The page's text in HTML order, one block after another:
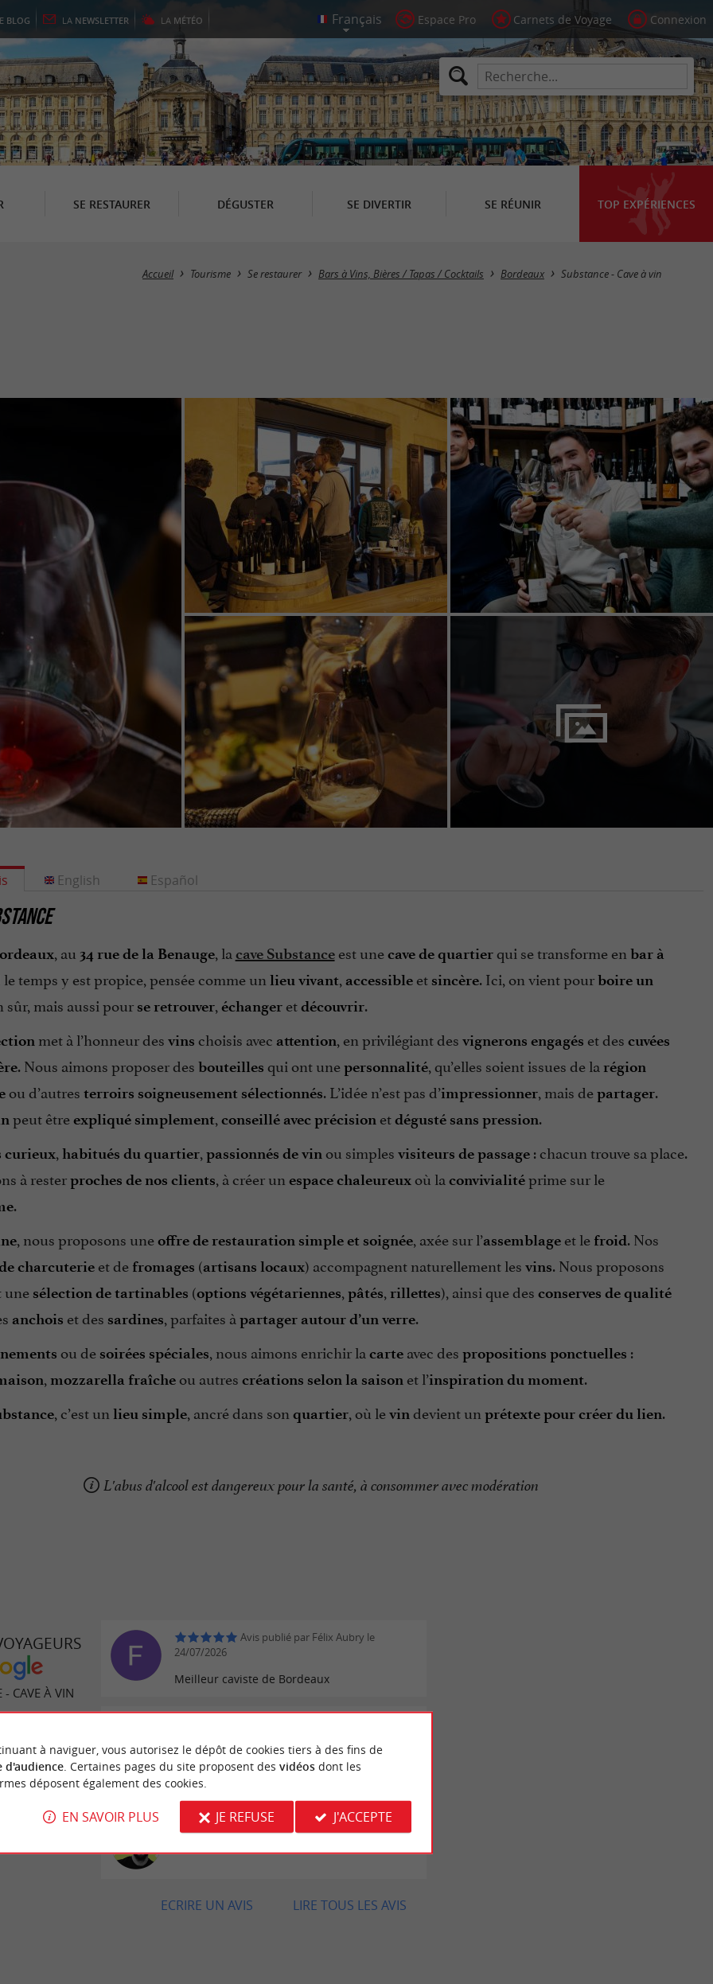
BLOG LA NEWSLETTER LA MÉTÉO Espace Pro Carnets de Voyage Connexion
SE RESTAURER DÉGUSTER SE DIVERTIR SE RÉUNIR TOP EXPÉRIENCES
Accueil Tourisme Se restaurer Bars à Vins, Bières / Tapas / Cocktails Bordeaux Substance - Cave à vin
, au 34 rue de la Benauge, la cave Substanceest unecave de quartierqui se transforme en bar à
temps y est propice, pensée comme un lieu vivant, accessibleet sincère. Ici, on vient pourboire un
sûr, mais aussi pour se retrouver, échangeretdécouvrir.
met à l’honneur des vins choisis avec attention, en privilégiant des vignerons engagés et des cuvées
. Nous aimons proposer des bouteilles qui ont unepersonnalité, qu’elles soient issues de la région
ou d’autres terroirs soigneusement sélectionnés. L’idée n’est pas d’impressionner, mais departager.
peut êtreexpliqué simplement, conseillé avec précision etdégusté sans pression.
curieux, habitués du quartier, passionnés de vin ou simples visiteurs de passage: chacun trouve sa place.
à resterproches de nos clients, à créer un espace chaleureuxoù la convivialitéprime sur le
.
, nous proposons uneoffre de restauration simple et soignée, axée sur l’assemblageet le froid. Nos
charcuterieet de fromages (artisans locaux) accompagnent naturellement les vins. Nous proposons
une sélection de tartinables (options végétariennes, pâtés, rillettes), ainsi que des conserves de qualité
anchois et des sardines, parfaites à partager autour d’un verre.
ou de soirées spéciales, nous aimons enrichir la carteavec des propositions ponctuelles :
, mozzarella fraîcheou autres créations selon la saison et l’inspiration du moment.
, c’est un lieu simple, ancré dans son quartier, où levindevient un prétexte pour créer du lien.
L'abus d'alcool est dangereux pour la santé, à consommer avec modération
English Español
- CAVE À VIN
Avis publié par Félix Aubry le
24/07/2026
Meilleur caviste de Bordeaux
Simple, efficace, sympa. RAS. Des flacons
pour tout le monde et de qualité!
Avis publié par Maxime Moné le
LIRE TOUS LES AVIS
ECRIRE UN AVIS
à naviguer, vous autorisez le dépôt de cookies tiers à des fins de
d'audience. Certaines pages du site proposent des vidéosdont les
déposent également des cookies.
EN SAVOIR PLUS JE REFUSE J'ACCEPTE